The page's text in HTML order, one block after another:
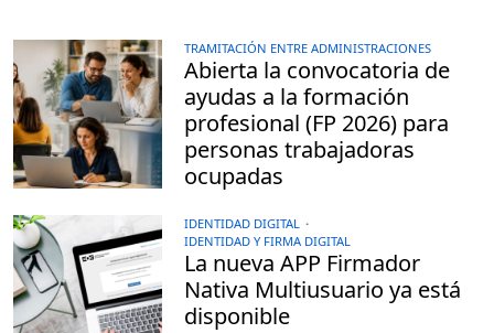
TRAMITACIÓN ENTRE ADMINISTRACIONES
Abierta la convocatoria de
ayudas a la formación
profesional (FP 2026) para
personas trabajadoras
ocupadas
IDENTIDAD DIGITAL ·
IDENTIDAD Y FIRMA DIGITAL
La nueva APP Firmador
Nativa Multiusuario ya está
disponible